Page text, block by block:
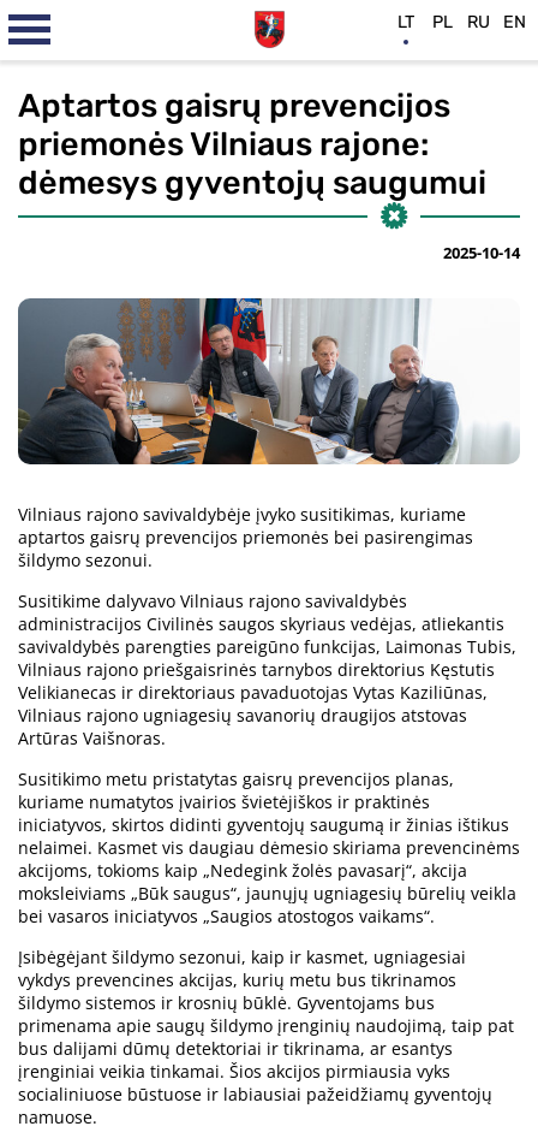
Aptartos gaisrų prevencijos
priemonės Vilniaus rajone:
dėmesys gyventojų saugumui
2025-10-14
Vilniaus rajono savivaldybėje įvyko susitikimas, kuriame
aptartos gaisrų prevencijos priemonės bei pasirengimas
šildymo sezonui.
Susitikime dalyvavo Vilniaus rajono savivaldybės
administracijos Civilinės saugos skyriaus vedėjas, atliekantis
savivaldybės parengties pareigūno funkcijas, Laimonas Tubis,
Vilniaus rajono priešgaisrinės tarnybos direktorius Kęstutis
Velikianecas ir direktoriaus pavaduotojas Vytas Kaziliūnas,
Vilniaus rajono ugniagesių savanorių draugijos atstovas
Artūras Vaišnoras.
Susitikimo metu pristatytas gaisrų prevencijos planas,
kuriame numatytos įvairios švietėjiškos ir praktinės
iniciatyvos, skirtos didinti gyventojų saugumą ir žinias ištikus
nelaimei. Kasmet vis daugiau dėmesio skiriama prevencinėms
akcijoms, tokioms kaip „Nedegink žolės pavasarį“, akcija
moksleiviams „Būk saugus“, jaunųjų ugniagesių būrelių veikla
bei vasaros iniciatyvos „Saugios atostogos vaikams“.
Įsibėgėjant šildymo sezonui, kaip ir kasmet, ugniagesiai
vykdys prevencines akcijas, kurių metu bus tikrinamos
šildymo sistemos ir krosnių būklė. Gyventojams bus
primenama apie saugų šildymo įrenginių naudojimą, taip pat
bus dalijami dūmų detektoriai ir tikrinama, ar esantys
įrenginiai veikia tinkamai. Šios akcijos pirmiausia vyks
socialiniuose būstuose ir labiausiai pažeidžiamų gyventojų
namuose.
LT PL RU EN